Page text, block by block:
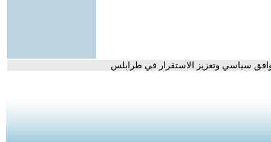
سياسي وتعزيز الاستقرار في طرابلس